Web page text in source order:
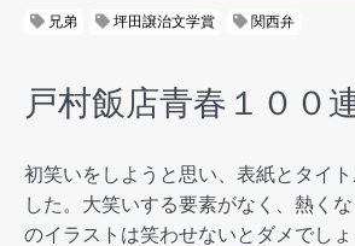
兄弟 坪田譲治文学賞 関西弁
戸村飯店青春１００
初笑いをしようと思い、表紙とタイ
した。大笑いする要素がなく、熱く
のイラストは笑わせないとダメでし